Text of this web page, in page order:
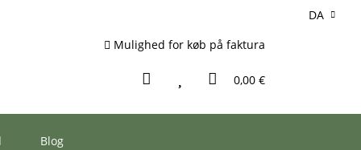
DA
Mulighed for køb på faktura
0,00 €
Blog